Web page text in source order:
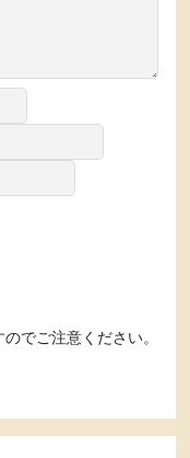
でご注意ください。